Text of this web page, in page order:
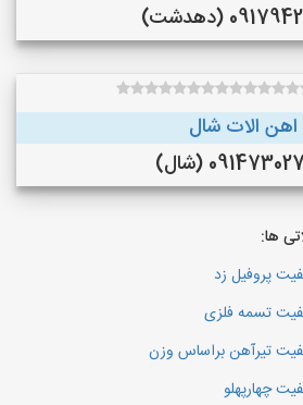
(دهدشت)
اهن الات شال
(شال)
ها:
پروفیل زد
تسمه فلزی
تیرآهن براساس وزن
چهارپهلو